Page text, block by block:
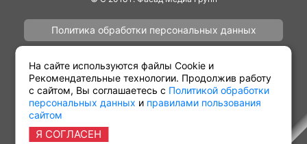
Политика обработки персональных данных
Партнёрам
На сайте используются файлы Cookie и
Рекомендательные технологии. Продолжив работу
с сайтом, Вы соглашаетесь с Политикой обработки
персональных данных и правилами пользования
сайтом
Я СОГЛАСЕН